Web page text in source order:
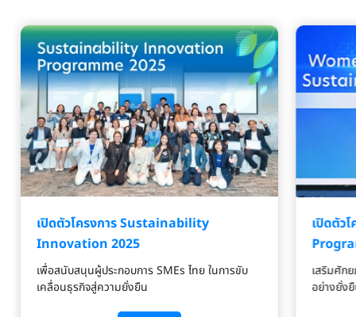
ดความรู้
ประชาสัมพันธ์
เปิดตัวโครงการ Sustainability
Innovation 2025
เพื่อสนับสนุนผู้ประกอบการ SMEs ไทย ในการขับ
เคลื่อนธุรกิจสู่ความยั่งยืน
เปิดตัว
เสริมศัก
อย่างยั่ง